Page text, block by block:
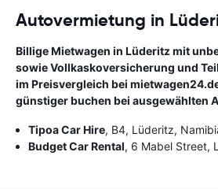
Autovermietung in
Billige Mietwagen in Lüderitz mit
sowie Vollkaskoversicherung und
im Preisvergleich bei
günstiger buchen bei ausgewählten
Tipoa Car Hire, B4, Lüderitz,
Budget Car Rental, 6 Mabel Street,